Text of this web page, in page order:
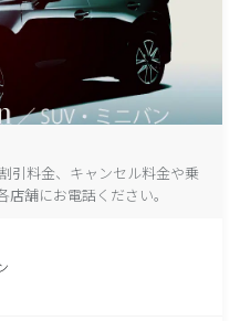
引料金、キャンセル料金や乗
舗にお電話ください。